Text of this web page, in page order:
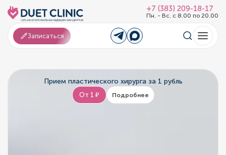
+7 (383) 209-18-17
Пн. - Вс. с 8.00 по 20.00
Записаться
Прием пластического хирурга за 1 рубль
От 1 ₽ Подробнее